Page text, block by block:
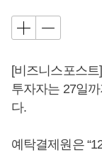
[비즈니스포스
투자자는 27일
다.
예탁결제원은